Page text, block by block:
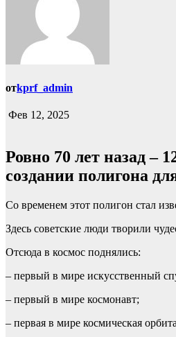
отkprf_admin
Фев 12, 2025
Ровно 70 лет назад
создании полигона
Со временем этот полигон стал
Здесь советские люди творили
Отсюда в космос поднялись:
– первый в мире искусственный
– первый в мире космонавт;
– первая в мире космическая